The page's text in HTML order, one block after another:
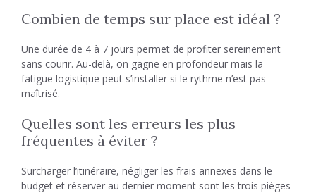
Combien de temps sur place est idéal ?
Une durée de 4 à 7 jours permet de profiter sereinement
sans courir. Au-delà, on gagne en profondeur mais la
fatigue logistique peut s’installer si le rythme n’est pas
maîtrisé.
Quelles sont les erreurs les plus
fréquentes à éviter ?
Surcharger l’itinéraire, négliger les frais annexes dans le
budget et réserver au dernier moment sont les trois pièges